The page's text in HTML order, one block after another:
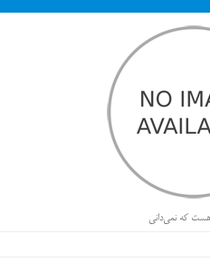
هست که نمی‌دانی